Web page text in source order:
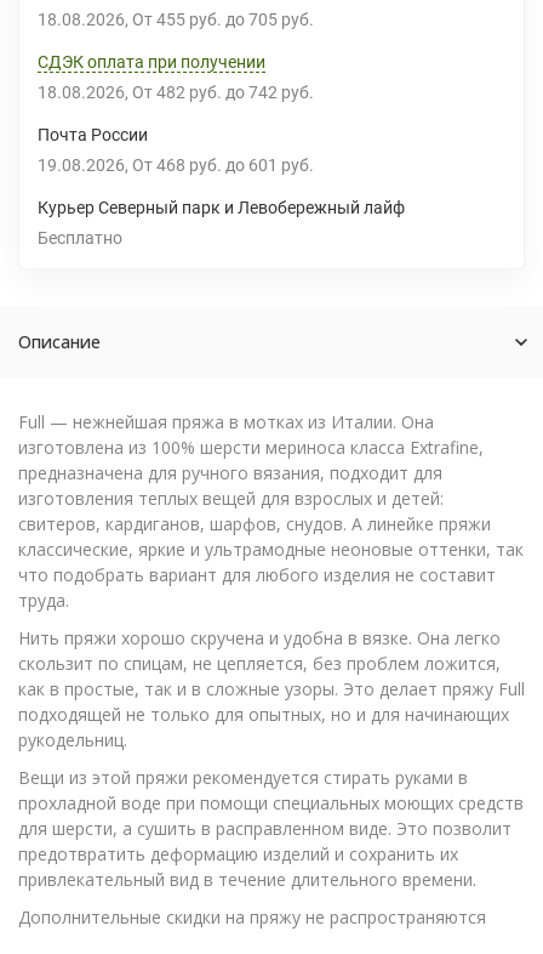
18.08.2026 От 455 руб. до 705 руб.
СДЭК оплата при получении
18.08.2026 От 482 руб. до 742 руб.
Почта России
19.08.2026 От 468 руб. до 601 руб.
Курьер Северный парк и Левобережный лайф
Бесплатно
Описание
Full — нежнейшая пряжа в мотках из Италии. Она
изготовлена из 100% шерсти мериноса класса Extrafine,
предназначена для ручного вязания, подходит для
изготовления теплых вещей для взрослых и детей:
свитеров, кардиганов, шарфов, снудов. А линейке пряжи
классические, яркие и ультрамодные неоновые оттенки, так
что подобрать вариант для любого изделия не составит
труда.
Нить пряжи хорошо скручена и удобна в вязке. Она легко
скользит по спицам, не цепляется, без проблем ложится,
как в простые, так и в сложные узоры. Это делает пряжу Full
подходящей не только для опытных, но и для начинающих
рукодельниц.
Вещи из этой пряжи рекомендуется стирать руками в
прохладной воде при помощи специальных моющих средств
для шерсти, а сушить в расправленном виде. Это позволит
предотвратить деформацию изделий и сохранить их
привлекательный вид в течение длительного времени.
Дополнительные скидки на пряжу не распространяются